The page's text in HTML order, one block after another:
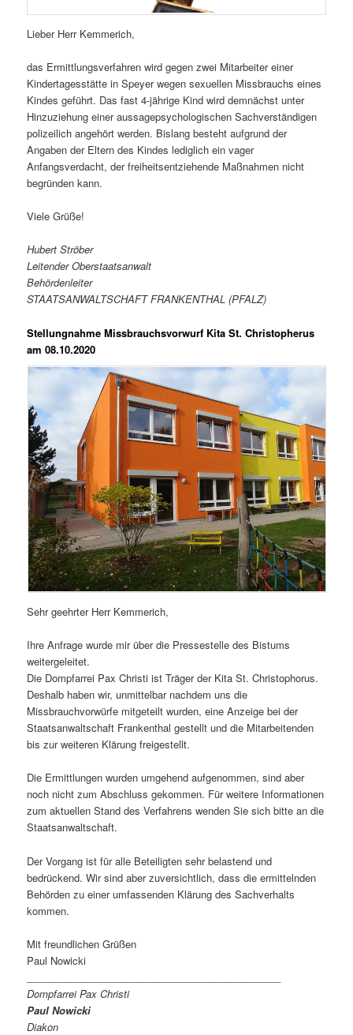
Lieber Herr Kemmerich,
das Ermittlungsverfahren wird gegen zwei Mitarbeiter einer
Kindertagesstätte in Speyer wegen sexuellen Missbrauchs eines
Kindes geführt. Das fast 4-jährige Kind wird demnächst unter
Hinzuziehung einer aussagepsychologischen Sachverständigen
polizeilich angehört werden. Bislang besteht aufgrund der
Angaben der Eltern des Kindes lediglich ein vager
Anfangsverdacht, der freiheitsentziehende Maßnahmen nicht
begründen kann.
Viele Grüße!
Hubert Ströber
Leitender Oberstaatsanwalt
Behördenleiter
STAATSANWALTSCHAFT FRANKENTHAL (PFALZ)
Stellungnahme Missbrauchsvorwurf Kita St. Christopherus
am 08.10.2020
Sehr geehrter Herr Kemmerich,
Ihre Anfrage wurde mir über die Pressestelle des Bistums
weitergeleitet.
Die Dompfarrei Pax Christi ist Träger der Kita St. Christophorus.
Deshalb haben wir, unmittelbar nachdem uns die
Missbrauchvorwürfe mitgeteilt wurden, eine Anzeige bei der
Staatsanwaltschaft Frankenthal gestellt und die Mitarbeitenden
bis zur weiteren Klärung freigestellt.
Die Ermittlungen wurden umgehend aufgenommen, sind aber
noch nicht zum Abschluss gekommen. Für weitere Informationen
zum aktuellen Stand des Verfahrens wenden Sie sich bitte an die
Staatsanwaltschaft.
Der Vorgang ist für alle Beteiligten sehr belastend und
bedrückend. Wir sind aber zuversichtlich, dass die ermittelnden
Behörden zu einer umfassenden Klärung des Sachverhalts
kommen.
Mit freundlichen Grüßen
Paul Nowicki
Dompfarrei Pax Christi
Paul Nowicki
Diakon